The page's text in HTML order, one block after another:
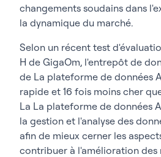
changements soudains dans
la dynamique du marché.
Selon un récent test
H de GigaOm, l'entrepôt de
de La plateforme de données
rapide et 16 fois moins cher
La La plateforme de données
la gestion et l'analyse des
afin de mieux cerner les
contribuer à l'amélioration des